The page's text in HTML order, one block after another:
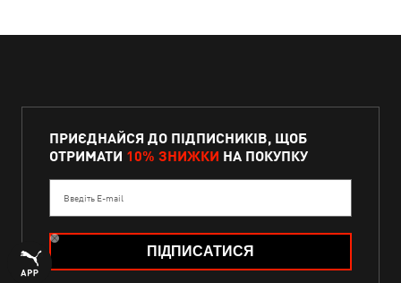
ПРИЄДНАЙСЯ ДО ПІДПИСНИКІВ, ЩОБ
ОТРИМАТИ 10% ЗНИЖКИ НА ПОКУПКУ
Введіть E-mail
ПІДПИСАТИСЯ